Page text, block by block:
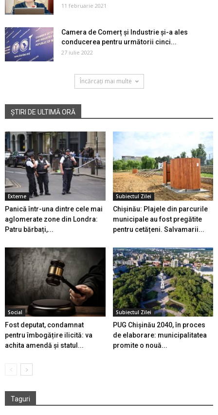
11 februarie 2021
Camera de Comerț și Industrie și-a ales
conducerea pentru următorii cinci...
27 iulie 2022
Încărcați mai multe
ȘTIRI DE ULTIMĂ ORĂ
Externe
Panică într-una dintre cele mai
aglomerate zone din Londra:
Patru bărbați,...
Subiectul Zilei
Chișinău: Plajele din parcurile
municipale au fost pregătite
pentru cetățeni. Salvamarii...
Social
Fost deputat, condamnat
pentru îmbogățire ilicită: va
achita amendă și statul...
Subiectul Zilei
PUG Chișinău 2040, în proces
de elaborare: municipalitatea
promite o nouă...
Taguri